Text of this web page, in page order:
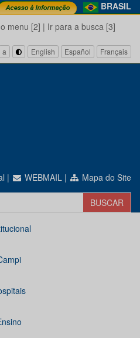
BRASIL
menu [2] | Ir para a busca [3]
a English Español Français
| WEBMAIL | Mapa do Site